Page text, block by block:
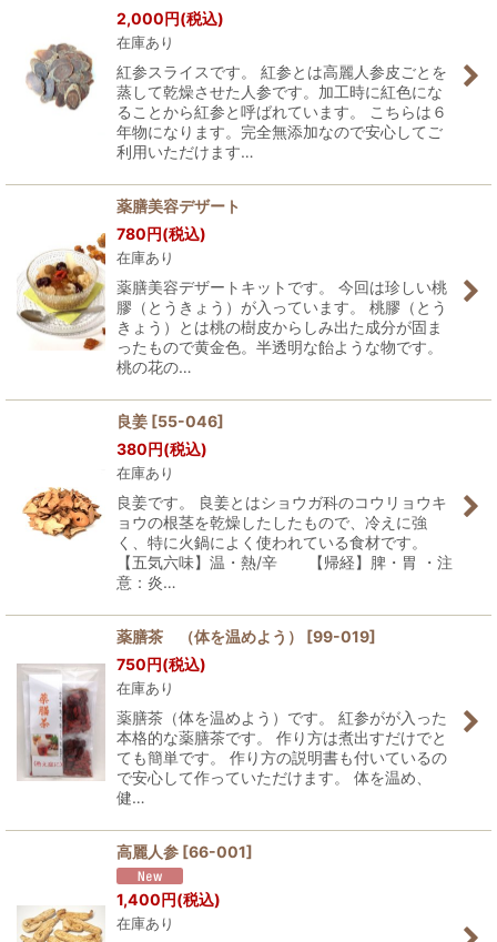
2,000円(税込)
在庫あり
紅参スライスです。 紅参とは高麗人参皮ごとを
蒸して乾燥させた人参です。加工時に紅色にな
ることから紅参と呼ばれています。 こちらは６
年物になります。完全無添加なので安心してご
利用いただけます…
薬膳美容デザート
780円(税込)
在庫あり
薬膳美容デザートキットです。 今回は珍しい桃
膠（とうきょう）が入っています。 桃膠（とう
きょう）とは桃の樹皮からしみ出た成分が固ま
ったもので黄金色。半透明な飴ような物です。
桃の花の…
良姜 [55-046]
380円(税込)
在庫あり
良姜です。 良姜とはショウガ科のコウリョウキ
ョウの根茎を乾燥したしたもので、冷えに強
く、特に火鍋によく使われている食材です。
【五気六味】温・熱/辛 【帰経】脾・胃 ・注
意：炎…
薬膳茶 （体を温めよう） [99-019]
750円(税込)
在庫あり
薬膳茶（体を温めよう）です。 紅参がが入った
本格的な薬膳茶です。 作り方は煮出すだけでと
ても簡単です。 作り方の説明書も付いているの
で安心して作っていただけます。 体を温め、
健…
高麗人参 [66-001]
1,400円(税込)
在庫あり